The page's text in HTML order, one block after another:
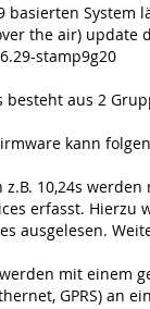
basierten System
the air)
stamp9g20
besteht aus 2
kann
z.B. 10,24s
erfasst. Hierzu
ausgelesen.
mit einem
GPRS) an